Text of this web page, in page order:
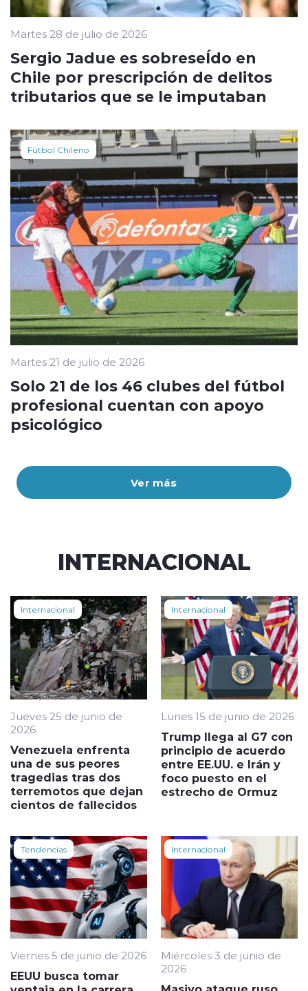
Ver más
Martes 28 de julio de 2026
Sergio Jadue es sobreseÍdo en
Chile por prescripción de delitos
tributarios que se le imputaban
Fútbol Chileno
Martes 21 de julio de 2026
Solo 21 de los 46 clubes del fútbol
profesional cuentan con apoyo
psicológico
INTERNACIONAL
Internacional
Jueves 25 de junio de
2026
Venezuela enfrenta
una de sus peores
tragedias tras dos
terremotos que dejan
cientos de fallecidos
Internacional
Lunes 15 de junio de 2026
Trump llega al G7 con
principio de acuerdo
entre EE.UU. e Irán y
foco puesto en el
estrecho de Ormuz
Tendencias
Viernes 5 de junio de 2026
EEUU busca tomar
Internacional
Miércoles 3 de junio de
2026